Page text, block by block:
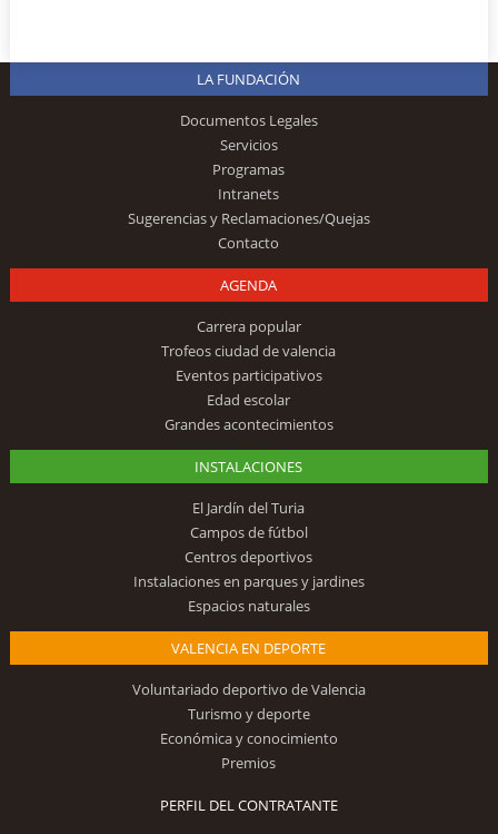
LA FUNDACIÓN
Documentos Legales
Servicios
Programas
Intranets
Sugerencias y Reclamaciones/Quejas
Contacto
AGENDA
Carrera popular
Trofeos ciudad de valencia
Eventos participativos
Edad escolar
Grandes acontecimientos
INSTALACIONES
El Jardín del Turia
Campos de fútbol
Centros deportivos
Instalaciones en parques y jardines
Espacios naturales
VALENCIA EN DEPORTE
Voluntariado deportivo de Valencia
Turismo y deporte
Económica y conocimiento
Premios
PERFIL DEL CONTRATANTE